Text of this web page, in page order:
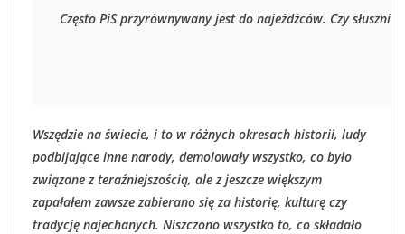
Często PiS przyrównywany jest do najeźdźców. Czy
Wszędzie na świecie, i to w różnych okresach historii, ludy
podbijające inne narody, demolowały wszystko, co było
związane z teraźniejszością, ale z jeszcze większym
zapałałem zawsze zabierano się za historię, kulturę czy
tradycję najechanych. Niszczono wszystko to, co składało